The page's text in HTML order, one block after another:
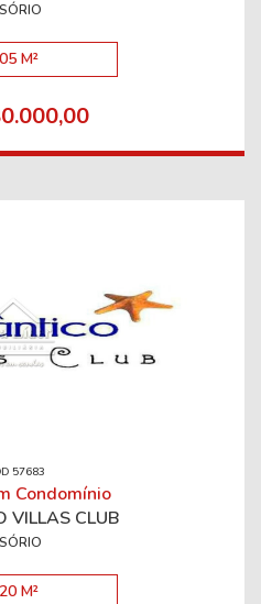
M²
57683
Condomínio
VILLAS CLUB
M²